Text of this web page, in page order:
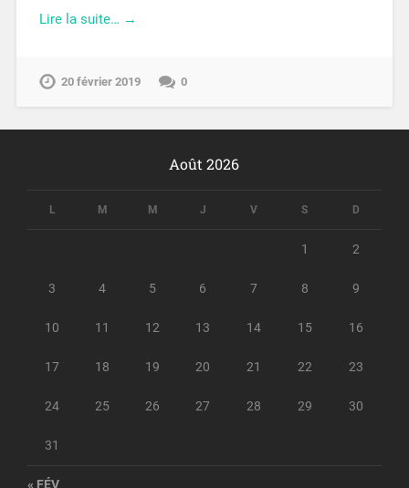
Lire la suite… →
20 février 2019 0
Août 2026
L M M J V S D
1 2
3 4 5 6 7 8 9
10 11 12 13 14 15 16
17 18 19 20 21 22 23
24 25 26 27 28 29 30
31
« FÉV